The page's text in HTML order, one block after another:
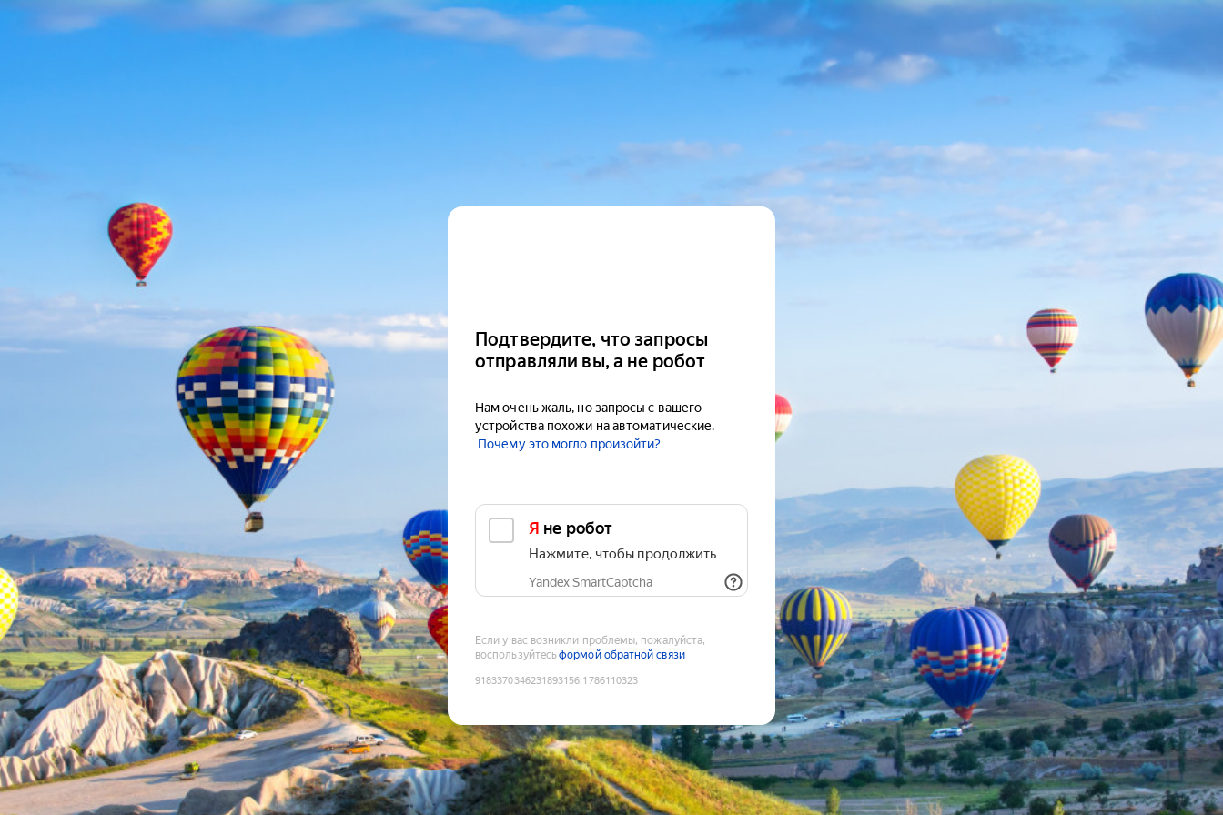
Подтвердите, что запросы
отправляли вы, а не робот
Нам очень жаль, но запросы с вашего
устройства похожи на автоматические.
Почему это могло произойти?
Я не робот
Нажмите, чтобы продолжить
Yandex SmartCaptcha
Если у вас возникли проблемы, пожалуйста,
воспользуйтесьформой обратной связи
9183370346231893156:1786110323